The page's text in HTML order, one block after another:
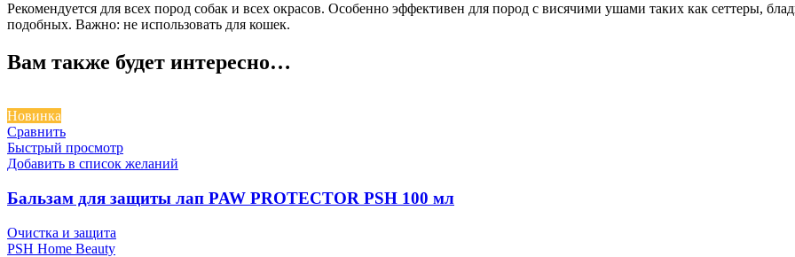
Рекомендуется для всех пород собак и всех окрасов. Особенно эффективен для пород с висячими ушами таких как сеттеры,
подобных. Важно: не использовать для кошек.
Вам также будет интересно…
Новинка
Сравнить
Быстрый просмотр
Добавить в список желаний
Бальзам для защиты лап PAW PROTECTOR PSH 100 мл
Очистка и защита
PSH Home Beauty